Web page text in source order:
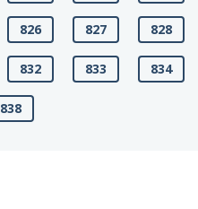
826 827 828
832 833 834
838